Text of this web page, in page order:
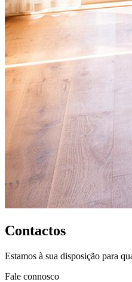
Contactos
Estamos à sua disposição para
Fale connosco